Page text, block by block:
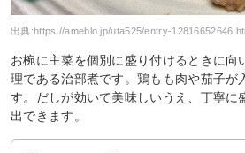
出典:https://ameblo.jp/uta525/entry-
お椀に主菜を個別に盛り付けるときに向
理である治部煮です。鶏もも肉や茄子が
す。だしが効いて美味しいうえ、丁寧に
出できます。